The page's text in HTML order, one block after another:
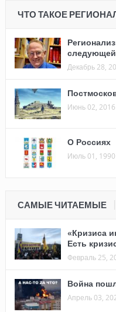
ЧТО ТАКОЕ
Декабрь 28,
Июнь 02, 2016
О Россиях
Июль 01, 1990
САМЫЕ ЧИТАЕМЫЕ
«Кризиса
Есть
Февраль 25,
Война
Апрель 03,